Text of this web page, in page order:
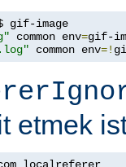
common env=
common env=!
etmek